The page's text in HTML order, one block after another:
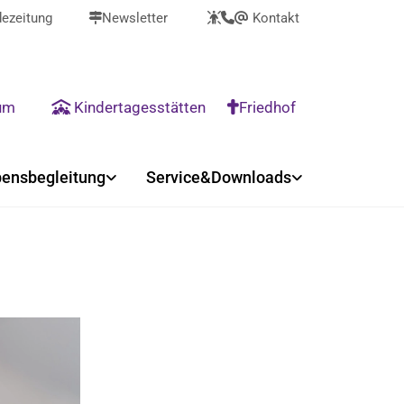
Newsletter @ Kontakt
 Kindertagesstätten Friedhof
Service&Downloads